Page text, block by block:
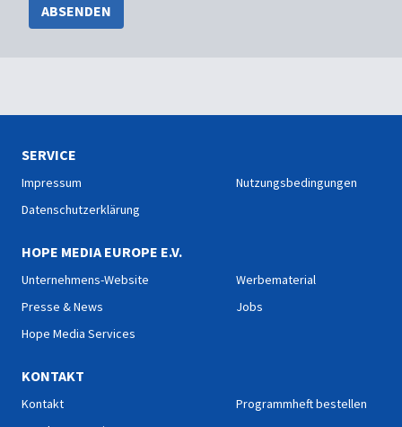
ABSENDEN
SERVICE
Impressum
Datenschutzerklärung
Nutzungsbedingungen
HOPE MEDIA EUROPE E.V.
Unternehmens-Website
Presse & News
Hope Media Services
Werbematerial
Jobs
KONTAKT
Kontakt
Programmheft bestellen